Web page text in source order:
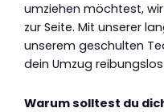
umziehen möchtest,
zur Seite. Mit unserer
unserem geschulten
dein Umzug
Warum solltest du